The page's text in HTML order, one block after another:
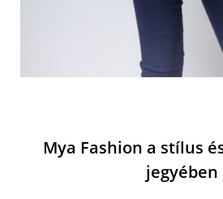
Mya Fashion a stílus
jegyében